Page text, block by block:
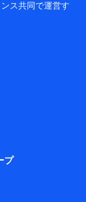
ープ
シャルグルー
ーザー登録受
シャルグルー
るため、また
れらに付帯、
フィナンシャ
内、提供する
、ウェブサイ
パーソナルデ
ス共同で運営す
プ